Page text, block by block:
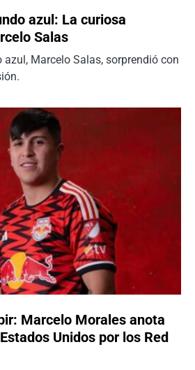
azul: La curiosa
Salas
azul, Marcelo Salas, sorprendió con
Marcelo Morales anota
Unidos por los Red